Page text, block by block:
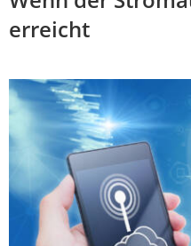
erreicht